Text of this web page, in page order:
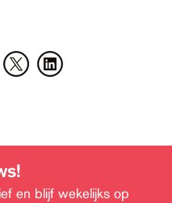
en blijf wekelijks op